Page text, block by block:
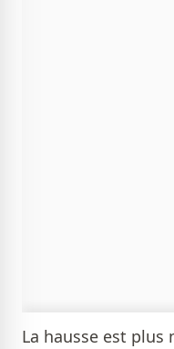
La hausse est